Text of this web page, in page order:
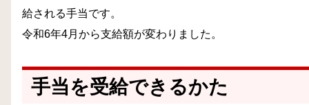
給される手当です。
令和6年4月から支給額が変わりました。
手当を受給できるかた